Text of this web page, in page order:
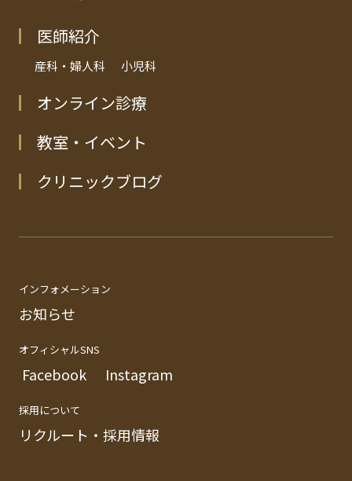
医師紹介
産科・婦人科 小児科
オンライン診療
教室・イベント
クリニックブログ
インフォメーション
お知らせ
オフィシャルSNS
Facebook Instagram
採用について
リクルート・採用情報